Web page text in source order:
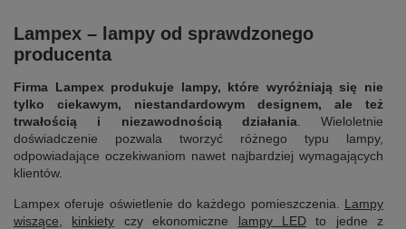
Lampex – lampy od sprawdzonego
producenta
Firma Lampex produkuje lampy, które wyróżniają się nie
tylko ciekawym, niestandardowym designem, ale też
trwałością i niezawodnością działania. Wieloletnie
doświadczenie pozwala tworzyć różnego typu lampy,
odpowiadające oczekiwaniom nawet najbardziej wymagających
klientów.
Lampex oferuje oświetlenie do każdego pomieszczenia. Lampy
wiszące
kinkiety czy ekonomiczne lampy LEDto jedne z